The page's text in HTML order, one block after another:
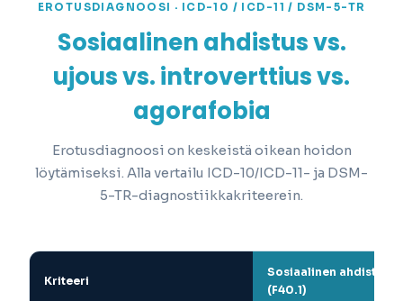
EROTUSDIAGNOOSI · ICD-10 / ICD-11 / DSM-5-TR
Sosiaalinen ahdistus vs.
ujous vs. introverttius vs.
agorafobia
Erotusdiagnoosi on keskeistä oikean hoidon
löytämiseksi. Alla vertailu ICD-10/ICD-11- ja DSM-
5-TR-diagnostiikkakriteerein.
Kriteeri
Sosiaalinen ahdistus
(F40.1)